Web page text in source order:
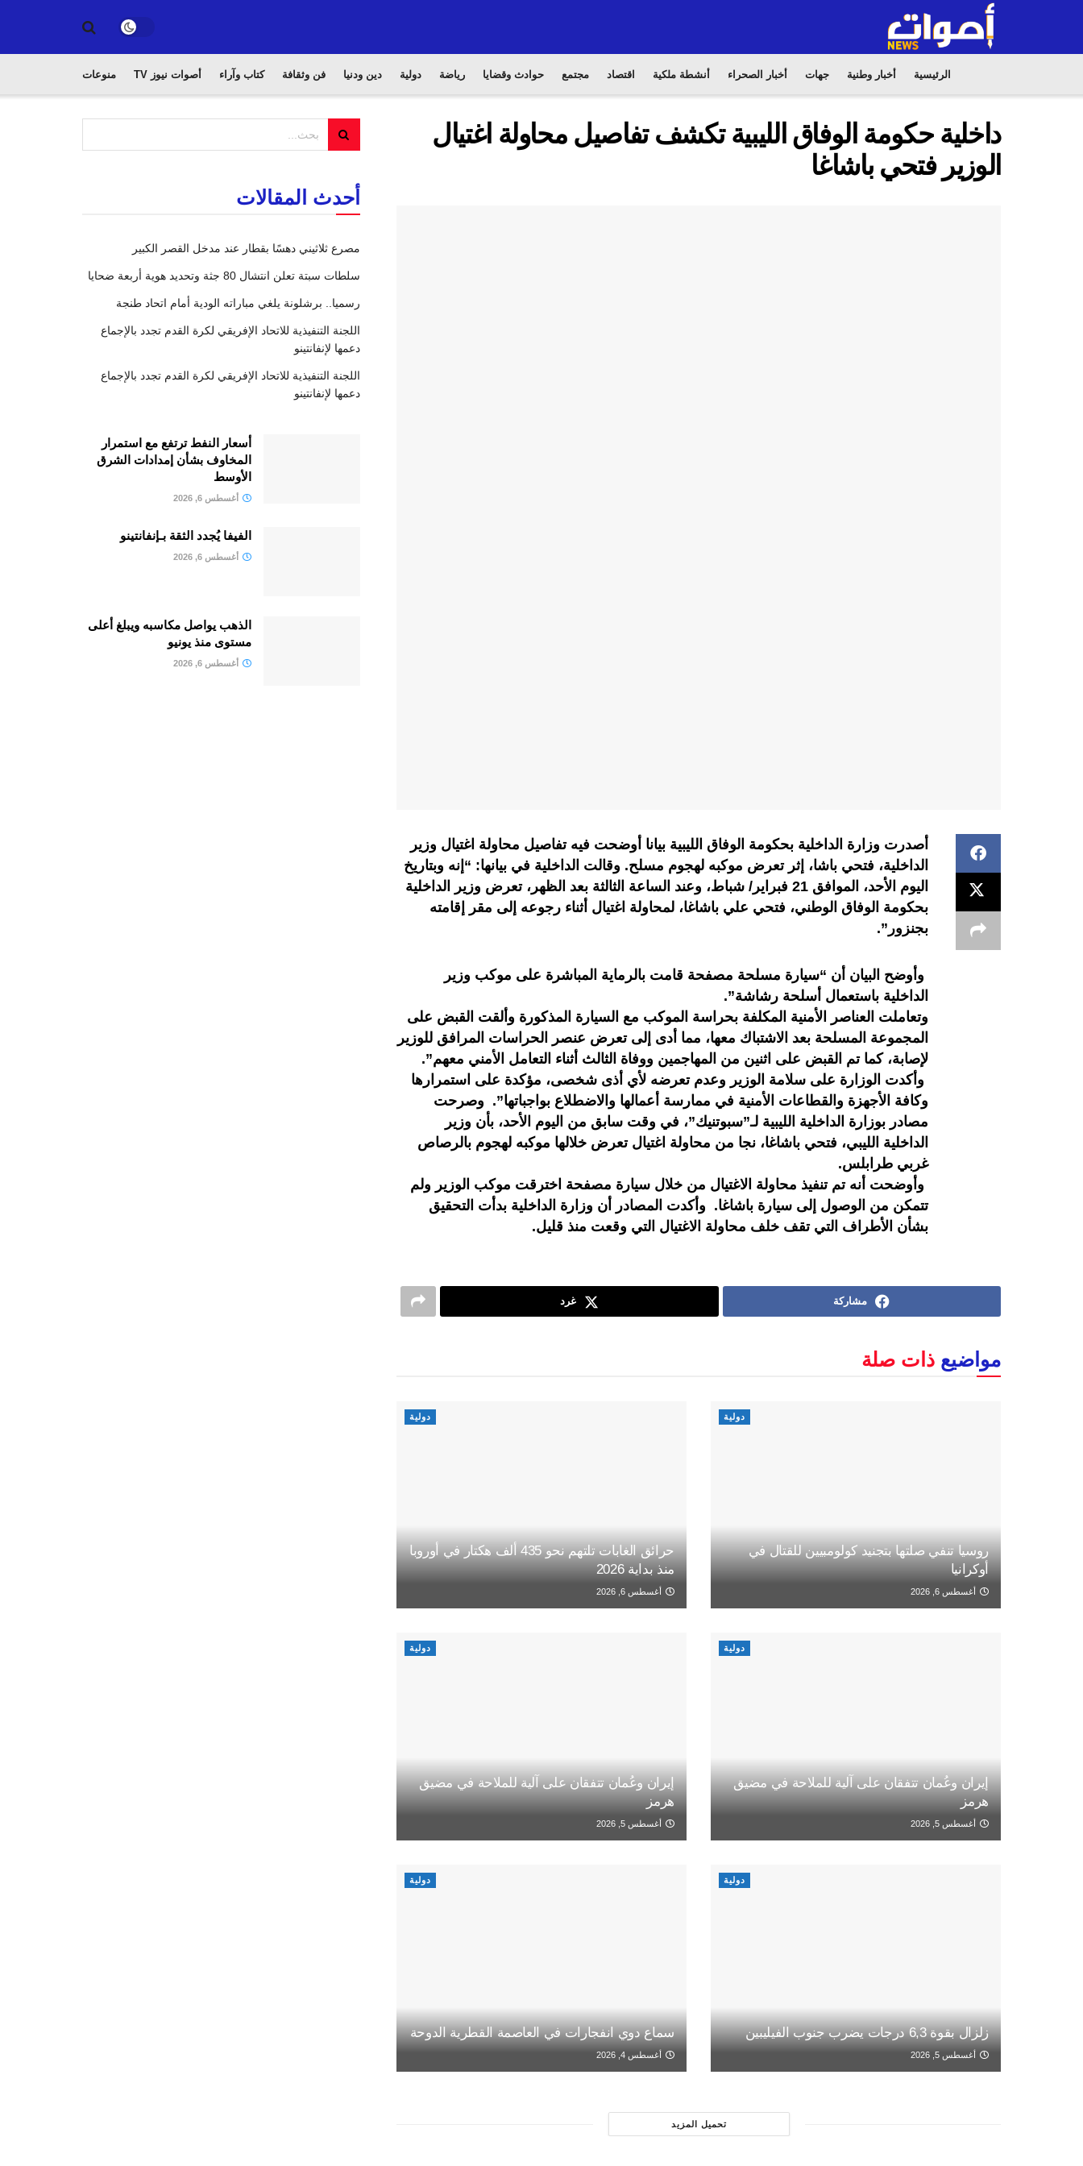
الرئيسية أخبار وطنية جهات أخبار الصحراء أنشطة ملكية اقتصاد مجتمع حوادث وقضايا رياضة دولية دين ودنيا فن وثقافة كتاب وآراء أصوات نيوز TV منوعات
داخلية حكومة الوفاق الليبية تكشف تفاصيل محاولة اغتيال
الوزير فتحي باشاغا
أصدرت وزارة الداخلية بحكومة الوفاق الليبية بيانا أوضحت فيه تفاصيل محاولة اغتيال وزير
الداخلية، فتحي باشا، إثر تعرض موكبه لهجوم مسلح. وقالت الداخلية في بيانها: “إنه وبتاريخ
اليوم الأحد، الموافق 21 فبراير/ شباط، وعند الساعة الثالثة بعد الظهر، تعرض وزير الداخلية
بحكومة الوفاق الوطني، فتحي علي باشاغا، لمحاولة اغتيال أثناء رجوعه إلى مقر إقامته
بجنزور”.
وأوضح البيان أن “سيارة مسلحة مصفحة قامت بالرماية المباشرة على موكب وزير
الداخلية باستعمال أسلحة رشاشة”.
وتعاملت العناصر الأمنية المكلفة بحراسة الموكب مع السيارة المذكورة وألقت القبض على
المجموعة المسلحة بعد الاشتباك معها، مما أدى إلى تعرض عنصر الحراسات المرافق للوزير
لإصابة، كما تم القبض على اثنين من المهاجمين ووفاة الثالث أثناء التعامل الأمني معهم”.
وأكدت الوزارة على سلامة الوزير وعدم تعرضه لأي أذى شخصى، مؤكدة على استمرارها
وكافة الأجهزة والقطاعات الأمنية في ممارسة أعمالها والاضطلاع بواجباتها”. وصرحت
مصادر بوزارة الداخلية الليبية لـ”سبوتنيك”، في وقت سابق من اليوم الأحد، بأن وزير
الداخلية الليبي، فتحي باشاغا، نجا من محاولة اغتيال تعرض خلالها موكبه لهجوم بالرصاص
غربي طرابلس.
وأوضحت أنه تم تنفيذ محاولة الاغتيال من خلال سيارة مصفحة اخترقت موكب الوزير ولم
تتمكن من الوصول إلى سيارة باشاغا. وأكدت المصادر أن وزارة الداخلية بدأت التحقيق
بشأن الأطراف التي تقف خلف محاولة الاغتيال التي وقعت منذ قليل.
مشاركة غرد
مواضيع ذات صلة
دولية
روسيا تنفي صلتها بتجنيد كولومبيين للقتال في
أوكرانيا
أغسطس 6, 2026
دولية
حرائق الغابات تلتهم نحو 435 ألف هكتار في أوروبا
منذ بداية 2026
أغسطس 6, 2026
دولية
إيران وعُمان تتفقان على آلية للملاحة في مضيق
هرمز
أغسطس 5, 2026
دولية
إيران وعُمان تتفقان على آلية للملاحة في مضيق
هرمز
أغسطس 5, 2026
دولية
زلزال بقوة 6,3 درجات يضرب جنوب الفيليبين
أغسطس 5, 2026
دولية
سماع دوي انفجارات في العاصمة القطرية الدوحة
أغسطس 4, 2026
تحميل المزيد
أحدث المقالات
مصرع ثلاثيني دهسًا بقطار عند مدخل القصر الكبير
سلطات سبتة تعلن انتشال 80 جثة وتحديد هوية أربعة ضحايا
رسميا.. برشلونة يلغي مباراته الودية أمام اتحاد طنجة
اللجنة التنفيذية للاتحاد الإفريقي لكرة القدم تجدد بالإجماع
دعمها لإنفانتينو
اللجنة التنفيذية للاتحاد الإفريقي لكرة القدم تجدد بالإجماع
دعمها لإنفانتينو
أسعار النفط ترتفع مع استمرار
المخاوف بشأن إمدادات الشرق
الأوسط
أغسطس 6, 2026
الفيفا يُجدد الثقة بـإنفانتينو
أغسطس 6, 2026
الذهب يواصل مكاسبه ويبلغ أعلى
مستوى منذ يونيو
أغسطس 6, 2026